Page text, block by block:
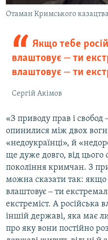
Отаман Кримського
Якщо тебе
влаштовує ‒ ти
влаштовує ‒ ти
Сергій Акімов
«З приводу прав і
опинилися між двох
«недоукраїнці», й
ще дуже довго, від
покоління кримчан. З
можна сказати так: якщо
влаштовує ‒ ти
екстреміст. А російська
іншій державі, яка має
про яку вони постійно